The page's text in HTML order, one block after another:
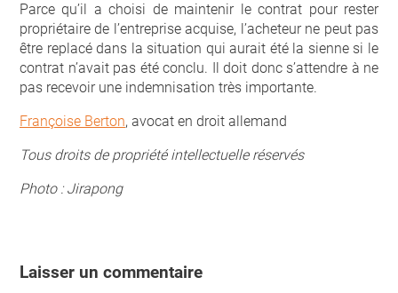
Parce qu’il a choisi de maintenir le contrat pour rester
propriétaire de l’entreprise acquise, l’acheteur ne peut pas
être replacé dans la situation qui aurait été la sienne si le
contrat n’avait pas été conclu. Il doit donc s’attendre à ne
pas recevoir une indemnisation très importante.
Françoise Berton, avocat en droit allemand
Tous droits de propriété intellectuelle réservés
Photo : Jirapong
Laisser un commentaire